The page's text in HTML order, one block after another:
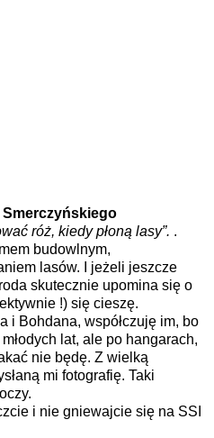
Smerczyńskiego
róż, kiedy płoną lasy”. .
budowlnym,
lasów. I jeżeli jeszcze
skutecznie upomina się o
!) się cieszę.
i Bohdana, współczuję im, bo
lat, ale po hangarach,
nie będę. Z wielką
mi fotografię. Taki
i nie gniewajcie się na SSI